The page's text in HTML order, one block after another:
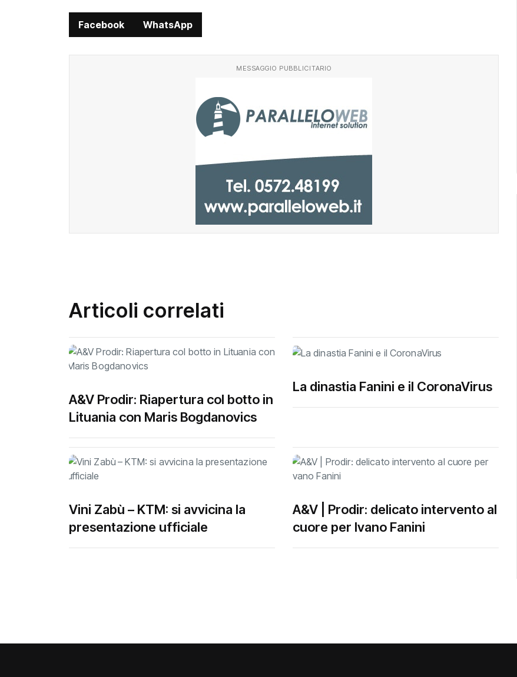
Facebook WhatsApp
MESSAGGIO PUBBLICITARIO
Articoli correlati
A&V Prodir: Riapertura col botto in
Lituania con Maris Bogdanovics
La dinastia Fanini e il CoronaVirus
Vini Zabù – KTM: si avvicina la
presentazione ufficiale
A&V | Prodir: delicato intervento al
cuore per Ivano Fanini